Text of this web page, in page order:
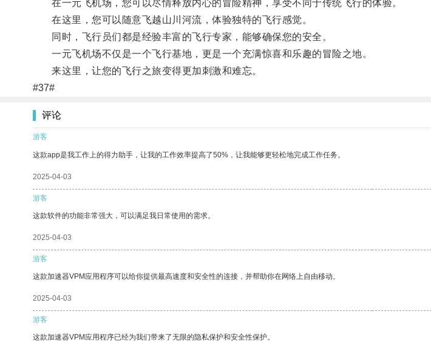
在一元飞机场，您可以尽情释放内心的冒险精神，享受不同于传统飞行的体验。
在这里，您可以随意飞越山川河流，体验独特的飞行感觉。
同时，飞行员们都是经验丰富的飞行专家，能够确保您的安全。
一元飞机场不仅是一个飞行基地，更是一个充满惊喜和乐趣的冒险之地。
来这里，让您的飞行之旅变得更加刺激和难忘。
#37#
评论
游客
这款app是我工作上的得力助手，让我的工作效率提高了50%，让我能够更轻松地完成工作任务。
2025-04-03
游客
这款软件的功能非常强大，可以满足我日常使用的需求。
2025-04-03
游客
这款加速器VPM应用程序可以给你提供最高速度和安全性的连接，并帮助你在网络上自由移动。
2025-04-03
游客
这款加速器VPM应用程序已经为我们带来了无限的隐私保护和安全性保护。